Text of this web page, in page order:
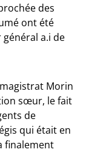
des
ont été
a.i de
Morin
sœur, le fait
de
qui était en
finalement